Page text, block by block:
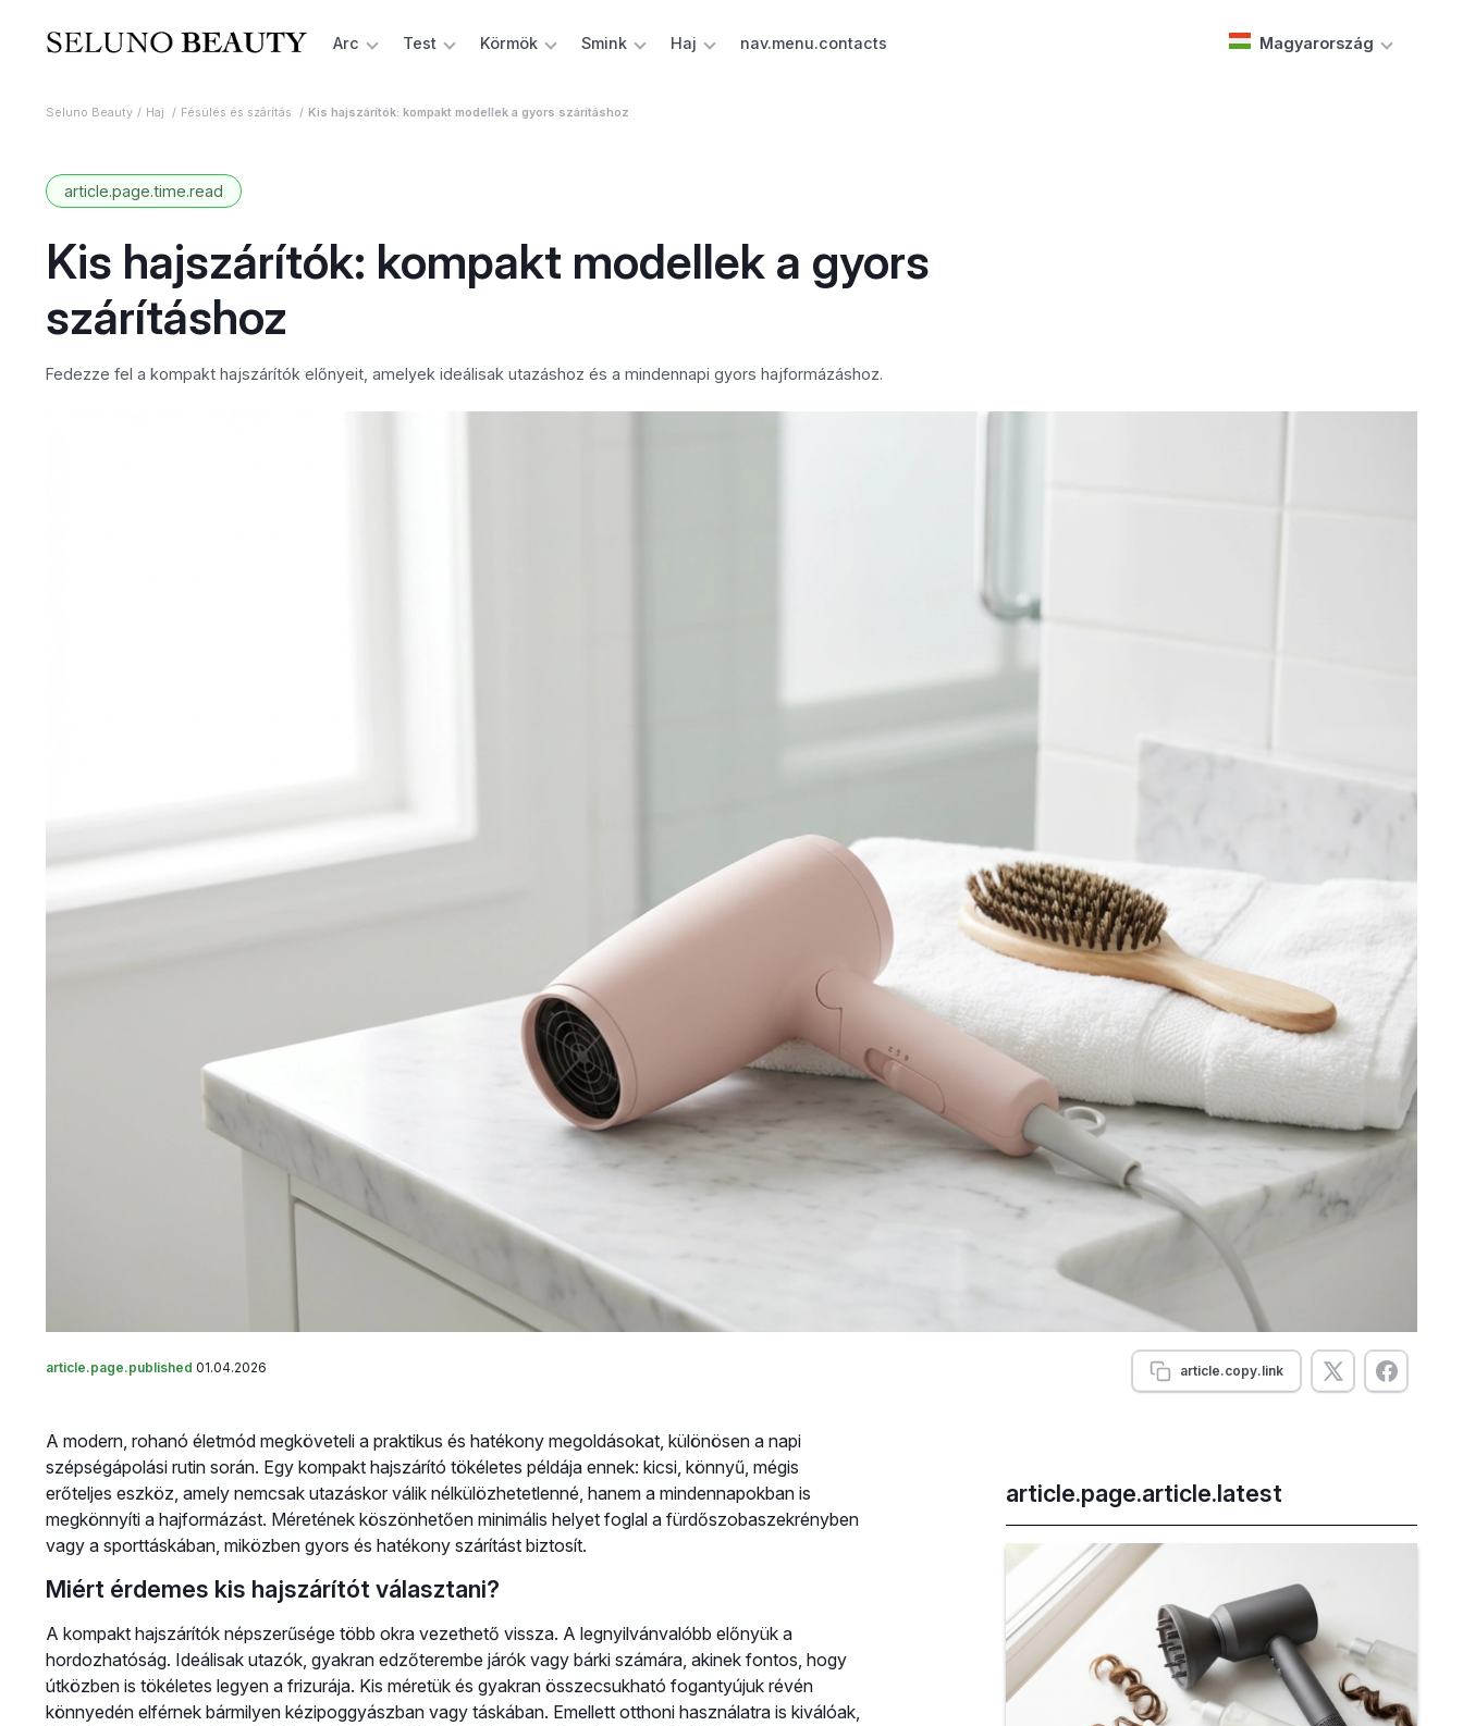
Arc Test Körmök Smink Haj nav.menu.contacts Magyarország
Seluno Beauty Haj Fésülés és szárítás Kis hajszárítók: kompakt modellek a gyors szárításhoz
article.page.time.read
Kis hajszárítók: kompakt modellek a gyors
szárításhoz
Fedezze fel a kompakt hajszárítók előnyeit, amelyek ideálisak utazáshoz és a mindennapi gyors hajformázáshoz.
article.page.published 01.04.2026 article.copy.link
A modern, rohanó életmód megköveteli a praktikus és hatékony megoldásokat, különösen a napi
szépségápolási rutin során. Egy kompakt hajszárító tökéletes példája ennek: kicsi, könnyű, mégis
erőteljes eszköz, amely nemcsak utazáskor válik nélkülözhetetlenné, hanem a mindennapokban is
megkönnyíti a hajformázást. Méretének köszönhetően minimális helyet foglal a fürdőszobaszekrényben
vagy a sporttáskában, miközben gyors és hatékony szárítást biztosít.
Miért érdemes kis hajszárítót választani?
A kompakt hajszárítók népszerűsége több okra vezethető vissza. A legnyilvánvalóbb előnyük a
hordozhatóság. Ideálisak utazók, gyakran edzőterembe járók vagy bárki számára, akinek fontos, hogy
útközben is tökéletes legyen a frizurája. Kis méretük és gyakran összecsukható fogantyújuk révén
könnyedén elférnek bármilyen kézipoggyászban vagy táskában. Emellett otthoni használatra is kiválóak,
article.page.article.latest